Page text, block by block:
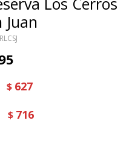
Juan
$ 627
$ 716